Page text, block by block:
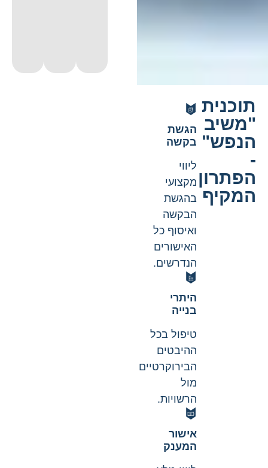
הגשת
בקשה
ליווי
מקצועי
בהגשת
הבקשה
ואיסוף כל
האישורים
הנדרשים.
היתרי
בנייה
טיפול בכל
ההיבטים
הבירוקרטיים
מול
הרשויות.
אישור
המענק